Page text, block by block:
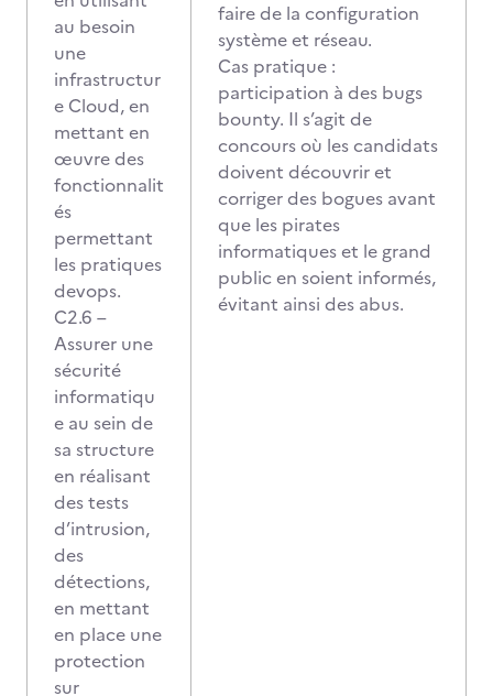
au besoin
une
infrastructur
e Cloud, en
mettant en
œuvre des
fonctionnalit
és
permettant
les pratiques
devops.
C2.6 –
Assurer une
sécurité
informatiqu
e au sein de
sa structure
en réalisant
des tests
d’intrusion,
des
détections,
en mettant
en place une
protection
sur
faire de la configuration
système et réseau.
Cas pratique :
participation à des bugs
bounty. Il s’agit de
concours où les candidats
doivent découvrir et
corriger des bogues avant
que les pirates
informatiques et le grand
public en soient informés,
évitant ainsi des abus.